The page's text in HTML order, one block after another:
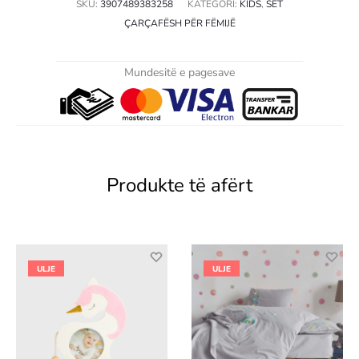
SKU: 3907489383258 KATEGORI: KIDS, SET
ÇARÇAFËSH PËR FËMIJË
Mundesitë e pagesave
Produkte të afërt
ULJE ULJE